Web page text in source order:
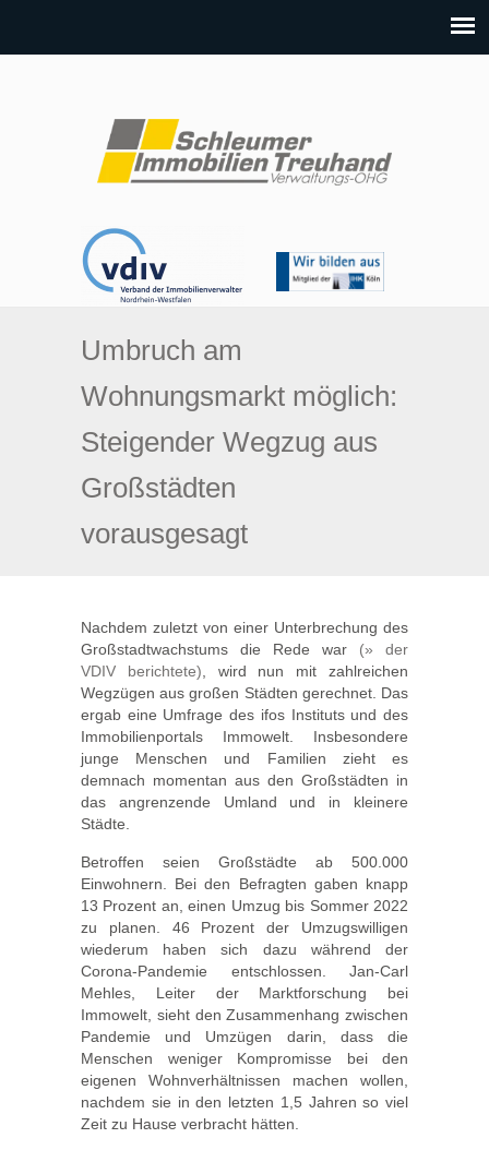
Umbruch am
Wohnungsmarkt möglich:
Steigender Wegzug aus
Großstädten
vorausgesagt
Nachdem zuletzt von einer Unterbrechung des
Großstadtwachstums die Rede war (» der
VDIV berichtete) , wird nun mit zahlreichen
Wegzügen aus großen Städten gerechnet. Das
ergab eine Umfrage des ifos Instituts und des
Immobilienportals Immowelt. Insbesondere
junge Menschen und Familien zieht es
demnach momentan aus den Großstädten in
das angrenzende Umland und in kleinere
Städte.
Betroffen seien Großstädte ab 500.000
Einwohnern. Bei den Befragten gaben knapp
13 Prozent an, einen Umzug bis Sommer 2022
zu planen. 46 Prozent der Umzugswilligen
wiederum haben sich dazu während der
Corona-Pandemie entschlossen. Jan-Carl
Mehles, Leiter der Marktforschung bei
Immowelt, sieht den Zusammenhang zwischen
Pandemie und Umzügen darin, dass die
Menschen weniger Kompromisse bei den
eigenen Wohnverhältnissen machen wollen,
nachdem sie in den letzten 1,5 Jahren so viel
Zeit zu Hause verbracht hätten.